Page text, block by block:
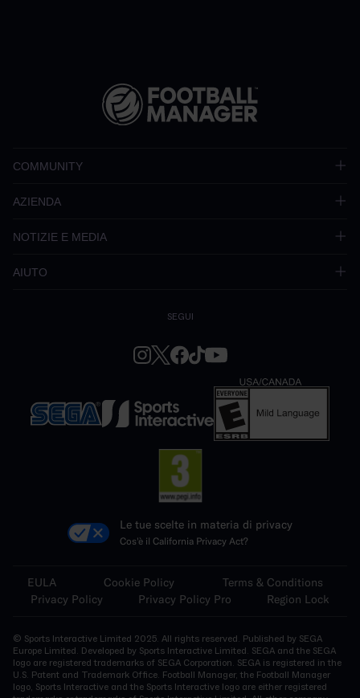
COMMUNITY
AZIENDA
NOTIZIE E MEDIA
AIUTO
SEGUI
Le tue scelte in materia di privacy
Cos'è il California Privacy Act?
EULA Cookie Policy
Terms & Conditions
Privacy Policy
Privacy Policy Pro Region Lock
© Sports Interactive Limited 2025. All rights reserved. Published by SEGA
Europe Limited. Developed by Sports Interactive Limited. SEGA and the SEGA
logo are registered trademarks of SEGA Corporation. SEGA is registered in the
U.S. Patent and Trademark Office. Football Manager, the Football Manager
logo, Sports Interactive and the Sports Interactive logo are either registered